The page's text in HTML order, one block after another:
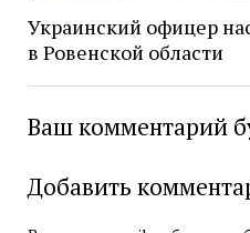
Украинский офицер
в Ровенской области
Ваш комментарий
Добавить